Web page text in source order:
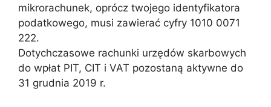
mikrorachunek, oprócz twojego identyfikatora
podatkowego, musi zawierać cyfry 1010 0071
222.
Dotychczasowe rachunki urzędów skarbowych
do wpłat PIT, CIT i VAT pozostaną aktywne do
31 grudnia 2019 r.